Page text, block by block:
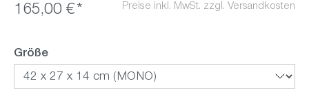
165,00 €* Preise inkl. MwSt. zzgl. Versandkosten
Größeauswählen